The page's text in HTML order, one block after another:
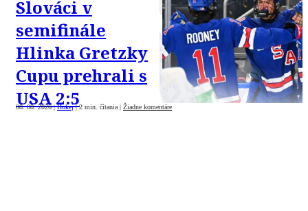
Slováci v
semifinále
Hlinka Gretzky
Cupu prehrali s
USA 2:5
08. 08. 2026| Hokej |2 min. čítania | Žiadne komentáre